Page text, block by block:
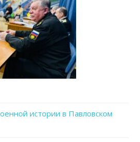
истории в Павловском